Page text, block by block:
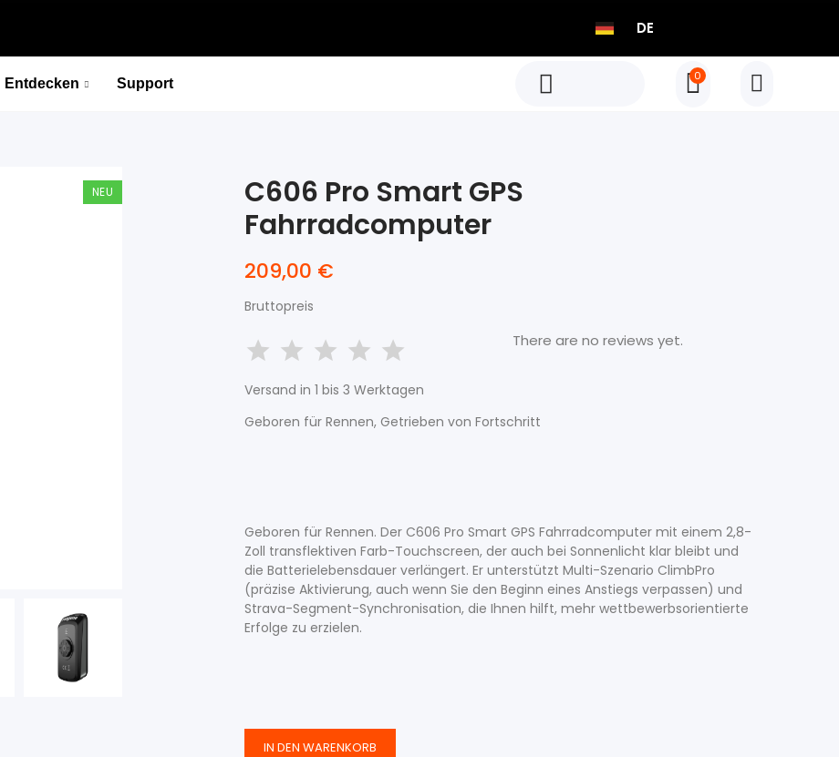
DE
Entdecke die Welt · Finde deinen Weg
Shop All Alle Produkte
Entdecken Support
0
Entdecken
NEU
C606 Pro Smart GPS
Fahrradcomputer
209,00 €
Bruttopreis
There are no reviews yet.
Versand in 1 bis 3 Werktagen
Geboren für Rennen, Getrieben von Fortschritt
Geboren für Rennen. Der C606 Pro Smart GPS Fahrradcomputer mit einem 2,8-
Zoll transflektiven Farb-Touchscreen, der auch bei Sonnenlicht klar bleibt und
die Batterielebensdauer verlängert. Er unterstützt Multi-Szenario ClimbPro
(präzise Aktivierung, auch wenn Sie den Beginn eines Anstiegs verpassen) und
Strava-Segment-Synchronisation, die Ihnen hilft, mehr wettbewerbsorientierte
Erfolge zu erzielen.
IN DEN WARENKORB